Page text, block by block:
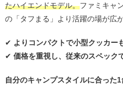
たハイエンドモデル。ファミキャ
の「タフまる」より活躍の場が広
✔ よりコンパクトで小型クッカー
✔ 価格を重視し、従来のスペック
自分のキャンプスタイルに合った